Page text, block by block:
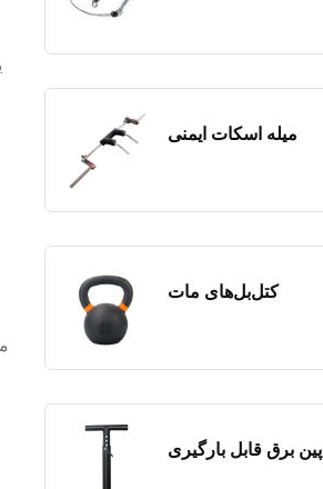
میله اسکات ایمنی
کتل‌بل‌های مات
پین برق قابل بارگیری